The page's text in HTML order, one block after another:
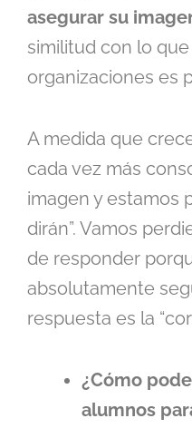
asegurar su
similitud con lo
organizaciones es
A medida que
cada vez más
imagen y estamos
dirán”. Vamos
de responder
absolutamente
respuesta es la
¿Cómo
alumnos